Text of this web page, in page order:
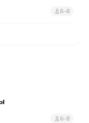
6–8
6–8